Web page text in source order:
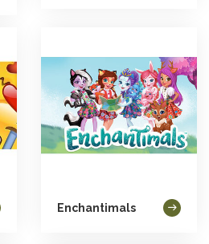
Enchantimals